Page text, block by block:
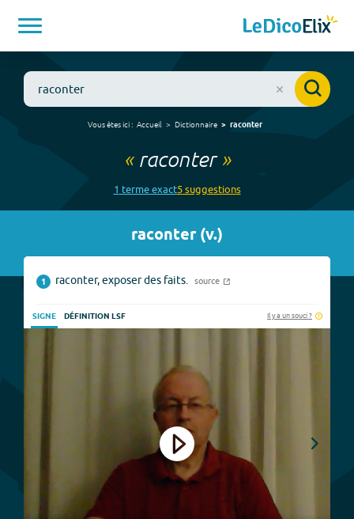
Vous êtes ici : Accueil Dictionnaire raconter
« raconter»
1 termeexact5suggestions
raconter(v.)
1 raconter, exposer des faits. source
SIGNE DÉFINITION LSF Il y a un souci ?
Play